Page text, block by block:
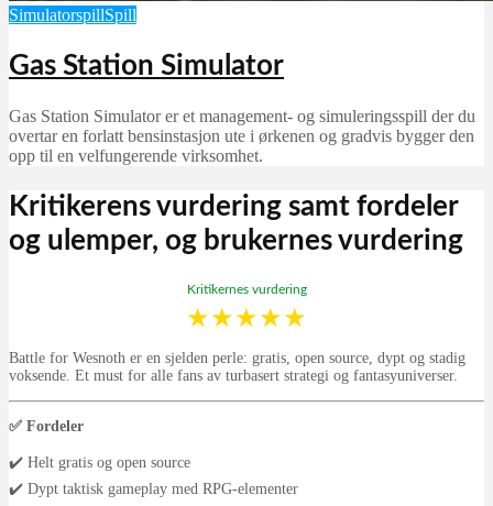
SimulatorspillSpill
Gas Station Simulator
Gas Station Simulator er et management- og simuleringsspill der du
overtar en forlatt bensinstasjon ute i ørkenen og gradvis bygger den
opp til en velfungerende virksomhet.
Kritikerens vurdering samt fordeler
og ulemper, og brukernes vurdering
Kritikernes vurdering
★★★★★
Battle for Wesnoth er en sjelden perle: gratis, open source, dypt og stadig
voksende. Et must for alle fans av turbasert strategi og fantasyuniverser.
✅ Fordeler
✔️ Helt gratis og open source
✔️ Dypt taktisk gameplay med RPG-elementer